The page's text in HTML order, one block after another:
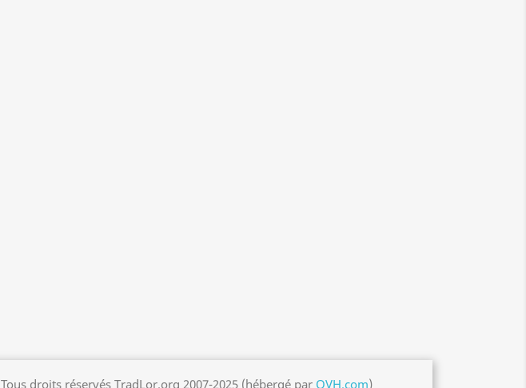
Tous droits réservés TradLor.org 2007-2025 (hébergé par OVH.com)